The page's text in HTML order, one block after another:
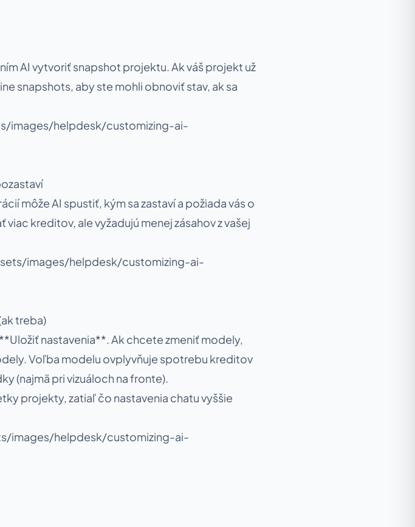
AI vytvoriť snapshot projektu. Ak váš projekt už
snapshots, aby ste mohli obnoviť stav, ak sa
images/helpdesk/customizing-ai-
môže AI spustiť, kým sa zastaví a požiada vás o
kreditov, ale vyžadujú menej zásahov z vašej
images/helpdesk/customizing-ai-
treba)
nastavenia**. Ak chcete zmeniť modely,
Voľba modelu ovplyvňuje spotrebu kreditov
(najmä pri vizuáloch na fronte).
projekty, zatiaľ čo nastavenia chatu vyššie
images/helpdesk/customizing-ai-